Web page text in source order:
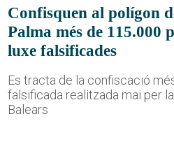
Confisquen al polígon
Palma més de 115.000
luxe falsificades
Es tracta de la confiscació
falsificada realitzada mai per
Balears